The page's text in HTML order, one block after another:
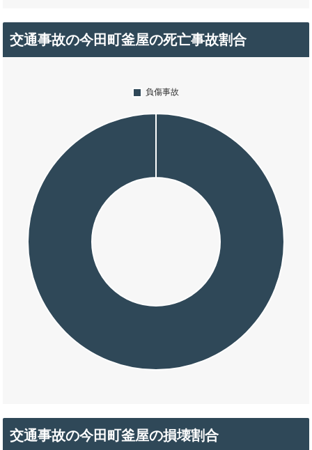
交通事故の今田町釜屋の死亡事故割合
交通事故の今田町釜屋の損壊割合